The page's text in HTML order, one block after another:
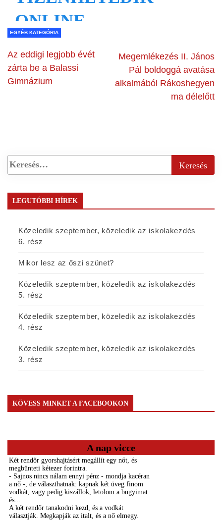
EGYÉB KATEGÓRIA
Az eddigi legjobb évét
zárta be a Balassi
Gimnázium
Megemlékezés II. János
Pál boldoggá avatása
alkalmából Rákoshegyen
ma délelőtt
LEGUTÓBBI HÍREK
Közeledik szeptember, közeledik az iskolakezdés
6. rész
Mikor lesz az őszi szünet?
Közeledik szeptember, közeledik az iskolakezdés
5. rész
Közeledik szeptember, közeledik az iskolakezdés
4. rész
Közeledik szeptember, közeledik az iskolakezdés
3. rész
KÖVESS MINKET A FACEBOOKON
A nap vicce